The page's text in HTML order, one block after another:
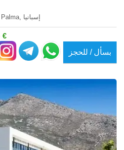
Carrer de Company, 30, 07014, Palma, إسبانيا
السعر: من 4900 €
بسأل / للحجز